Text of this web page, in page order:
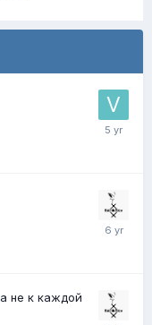
не к каждой